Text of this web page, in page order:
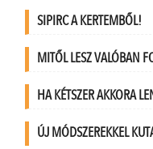
SIPIRC A KERTEMBŐL!
MITŐL LESZ VALÓBAN
HA KÉTSZER AKKORA
ÚJ MÓDSZEREKKEL